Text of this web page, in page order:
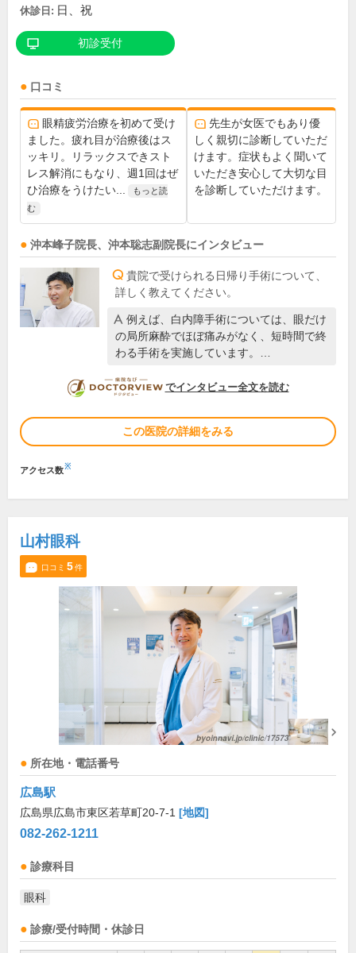
休診日: 日、祝
初診受付
口コミ
眼精疲労治療を初めて受け
ました。疲れ目が治療後はス
ッキリ。リラックスできスト
レス解消にもなり、週1回はぜ
ひ治療をうけたい...
もっと読
む
先生が女医でもあり優
しく親切に診断していただ
けます。症状もよく聞いて
いただき安心して大切な目
を診断していただけます。
沖本峰子院長、 沖本聡志副院長にインタビュー
貴院で受けられる日帰り手術について、
詳しく教えてください。
例えば、白内障手術については、眼だけ
の局所麻酔でほぼ痛みがなく、短時間で終
わる手術を実施しています。…
DOCTORVIEW
でインタビュー全文を読む
この医院の詳細をみる
アクセス数※
山村眼科
口コミ 5件
所在地・電話番号
広島駅
広島県広島市東区若草町20-7-1 [地図]
082-262-1211
診療科目
眼科
診療/受付時間・休診日